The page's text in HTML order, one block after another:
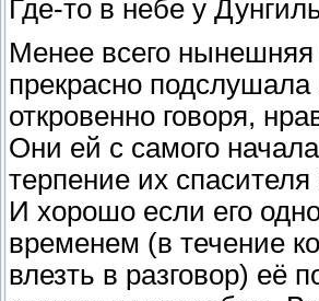
Где-то в небе у
Менее всего нынешняя
прекрасно
откровенно говоря,
Они ей с самого
терпение их
И хорошо если его
временем (в течение
влезть в разговор) её